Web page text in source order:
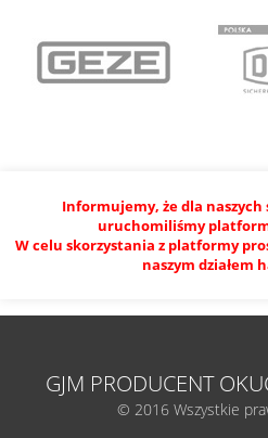
Informujemy, że dla
uruchomiliśmy
W celu skorzystania z platformy
naszym działem
GJM PRODUCENT
© 2016 Wszystkie